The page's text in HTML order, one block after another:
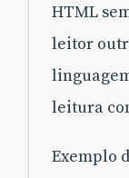
HTML
leitor
leitura
Exemplo